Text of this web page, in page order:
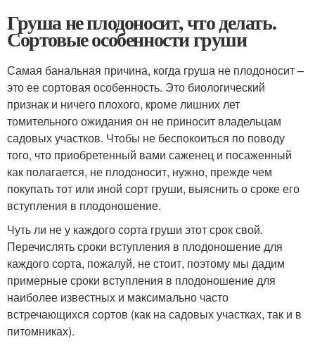
Груша не плодоносит, что делать.
Сортовые особенности груши
Самая банальная причина, когда груша не плодоносит –
это ее сортовая особенность. Это биологический
признак и ничего плохого, кроме лишних лет
томительного ожидания он не приносит владельцам
садовых участков. Чтобы не беспокоиться по поводу
того, что приобретенный вами саженец и посаженный
как полагается, не плодоносит, нужно, прежде чем
покупать тот или иной сорт груши, выяснить о сроке его
вступления в плодоношение.
Чуть ли не у каждого сорта груши этот срок свой.
Перечислять сроки вступления в плодоношение для
каждого сорта, пожалуй, не стоит, поэтому мы дадим
примерные сроки вступления в плодоношение для
наиболее известных и максимально часто
встречающихся сортов (как на садовых участках, так и в
питомниках).